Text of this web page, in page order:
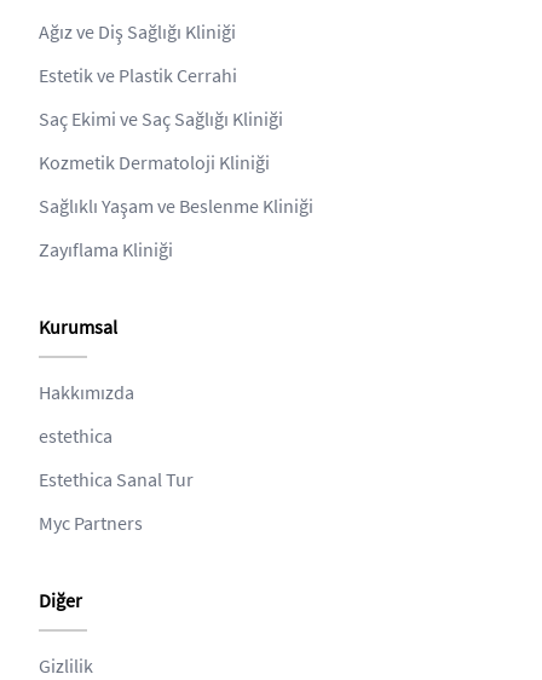
Ağız ve Diş Sağlığı Kliniği
Estetik ve Plastik Cerrahi
Saç Ekimi ve Saç Sağlığı Kliniği
Kozmetik Dermatoloji Kliniği
Sağlıklı Yaşam ve Beslenme Kliniği
Zayıflama Kliniği
Kurumsal
Hakkımızda
estethica
Estethica Sanal Tur
Myc Partners
Diğer
Gizlilik